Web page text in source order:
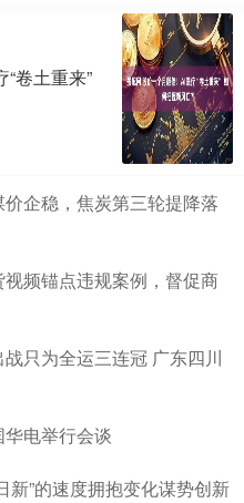
卷土重来”
企稳，焦炭第三轮提降落
频锚点违规案例，督促商
只为全运三连冠 广东四川
电举行会谈
新”的速度拥抱变化谋势创新